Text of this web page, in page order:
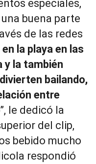
especiales,
buena parte
de las redes
la playa en las
y la también
bailando,
entre
le dedicó la
del clip,
bebido mucho
respondió